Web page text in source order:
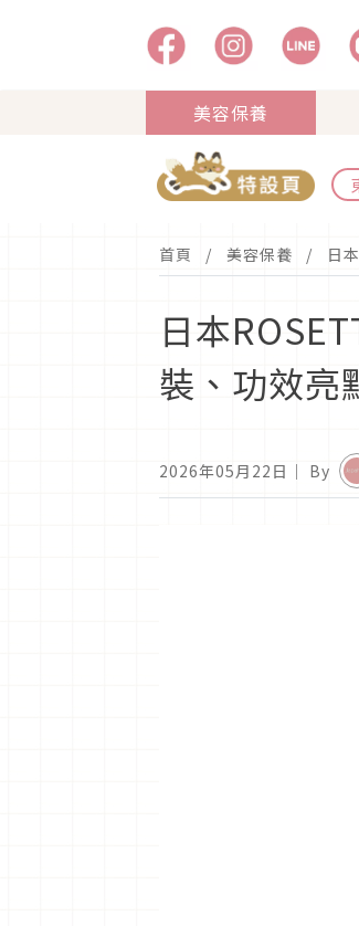
美容保養
首頁 美容保養 日
日本
裝、功效亮
2026年05月22日 ｜ By